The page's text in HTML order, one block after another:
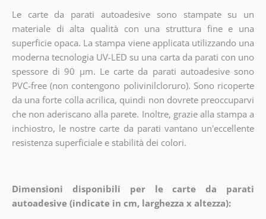
Le carte da parati autoadesive sono stampate su un
materiale di alta qualità con una struttura fine e una
superficie opaca. La stampa viene applicata utilizzando una
moderna tecnologia UV-LED su una carta da parati con uno
spessore di 90 µm. Le carte da parati autoadesive sono
PVC-free (non contengono polivinilcloruro). Sono ricoperte
da una forte colla acrilica, quindi non dovrete preoccuparvi
che non aderiscano alla parete. Inoltre, grazie alla stampa a
inchiostro, le nostre carte da parati vantano un'eccellente
resistenza superficiale e stabilità dei colori.
Dimensioni disponibili per le carte da parati
autoadesive (indicate in cm, larghezza x altezza):